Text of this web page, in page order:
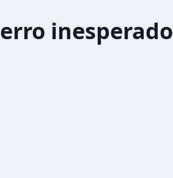
erro inesperado